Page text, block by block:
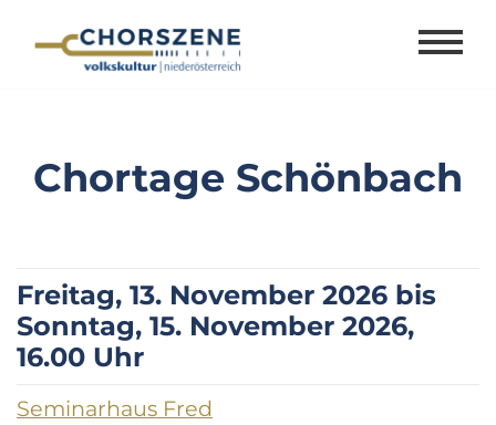
Chortage Schönbach
Freitag, 13. November 2026 bis
Sonntag, 15. November 2026,
16.00 Uhr
Seminarhaus Fred